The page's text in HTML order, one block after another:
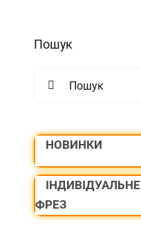
Пошук
НОВИНКИ
ФРЕЗ